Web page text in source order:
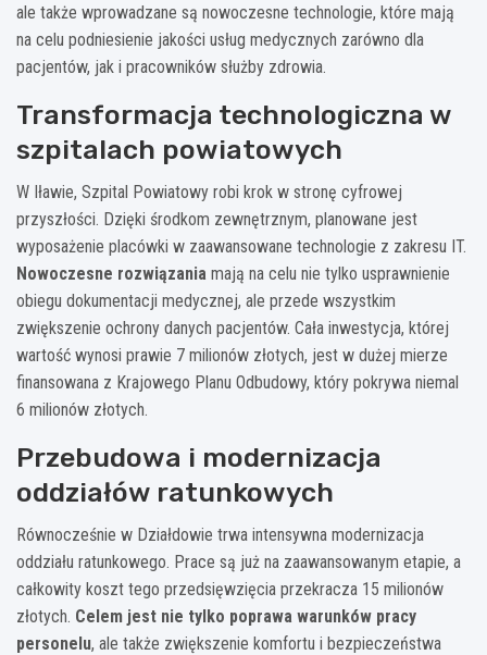
ale także wprowadzane są nowoczesne technologie, które mają
na celu podniesienie jakości usług medycznych zarówno dla
pacjentów, jak i pracowników służby zdrowia.
Transformacja technologiczna w
szpitalach powiatowych
W Iławie, Szpital Powiatowy robi krok w stronę cyfrowej
przyszłości. Dzięki środkom zewnętrznym, planowane jest
wyposażenie placówki w zaawansowane technologie z zakresu IT.
Nowoczesne rozwiązania mają na celu nie tylko usprawnienie
obiegu dokumentacji medycznej, ale przede wszystkim
zwiększenie ochrony danych pacjentów. Cała inwestycja, której
wartość wynosi prawie 7 milionów złotych, jest w dużej mierze
finansowana z Krajowego Planu Odbudowy, który pokrywa niemal
6 milionów złotych.
Przebudowa i modernizacja
oddziałów ratunkowych
Równocześnie w Działdowie trwa intensywna modernizacja
oddziału ratunkowego. Prace są już na zaawansowanym etapie, a
całkowity koszt tego przedsięwzięcia przekracza 15 milionów
złotych. Celem jest nie tylko poprawa warunków pracy
personelu, ale także zwiększenie komfortu i bezpieczeństwa